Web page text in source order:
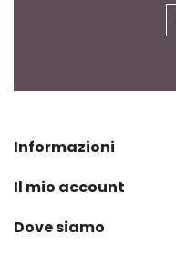
Informazioni
Il mio account
Dove siamo